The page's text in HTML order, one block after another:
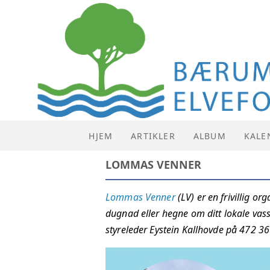
HJEM ARTIKLER ALBUM
LISTE
LOMMAS VENNER
Lommas Venner(LV) er en frivillig
dugnad eller hegne om ditt lokale
styreleder Eystein Kallhovde på 472